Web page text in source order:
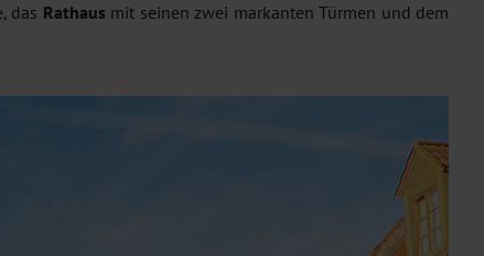
das Rathaus mit seinen zwei markanten Türmen und dem